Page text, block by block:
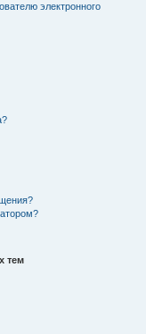
электронного
тем